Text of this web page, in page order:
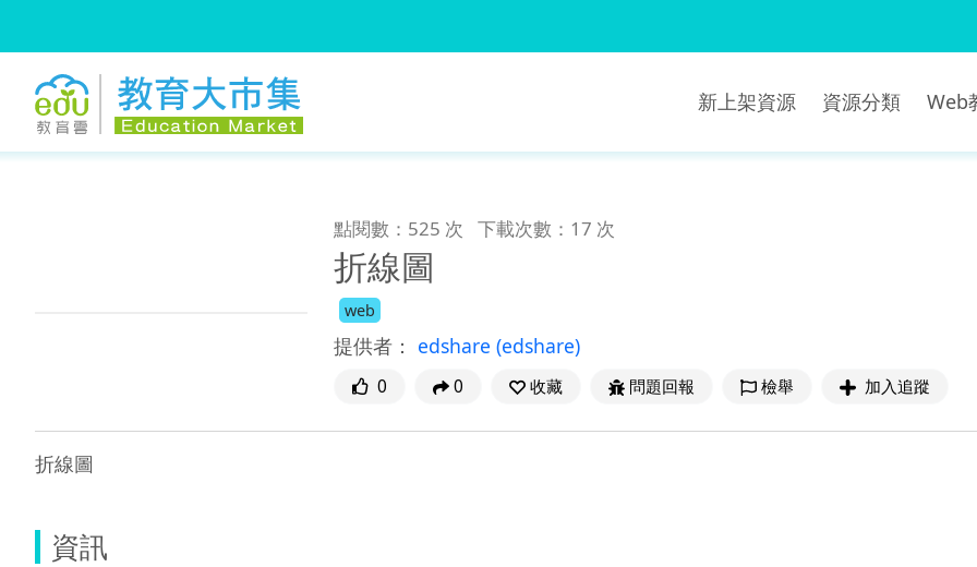
新上架資源 資源分類 Web
點閱數：525 次 下載次數：17 次
折線圖
web
提供者： edshare (edshare)
0 0 收藏 問題回報 檢舉 加入追蹤
折線圖
資訊